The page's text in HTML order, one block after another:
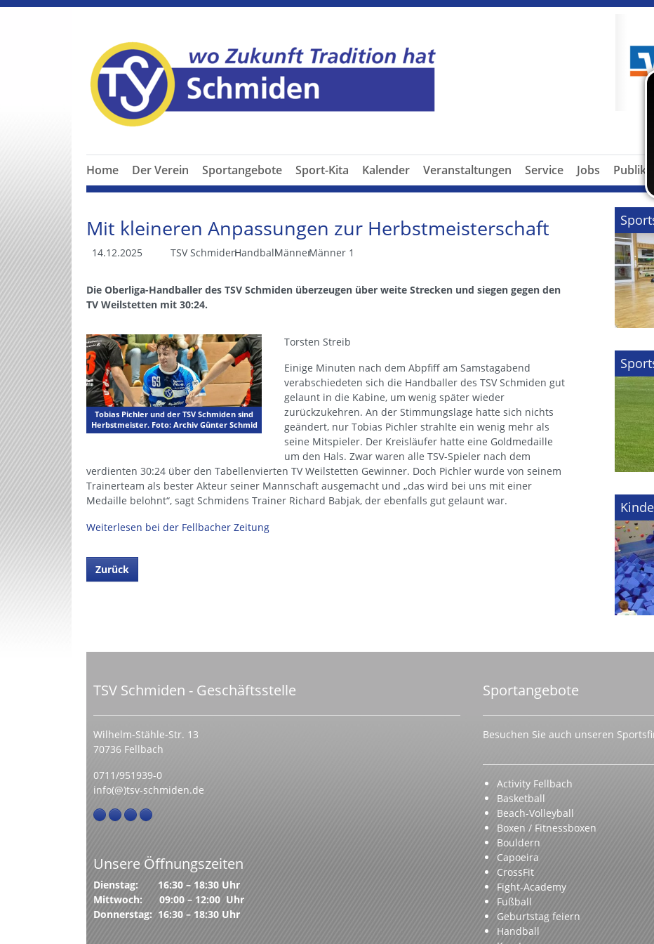
Home Der Verein Sportangebote Sport-Kita Kalender Veranstaltungen Service Jobs
Mit kleineren Anpassungen zur Herbstmeisterschaft
14.12.2025 TSV SchmidenHandballMännerMänner 1
Die Oberliga-Handballer des TSV Schmiden überzeugen über weite Strecken und siegen gegen den
TV Weilstetten mit 30:24.
Tobias Pichler und der TSV Schmiden sind
Herbstmeister. Foto: Archiv Günter Schmid
Torsten Streib
Einige Minuten nach dem Abpfiff am Samstagabend
verabschiedeten sich die Handballer des TSV Schmiden gut
gelaunt in die Kabine, um wenig später wieder
zurückzukehren. An der Stimmungslage hatte sich nichts
geändert, nur Tobias Pichler strahlte ein wenig mehr als
seine Mitspieler. Der Kreisläufer hatte eine Goldmedaille
um den Hals. Zwar waren alle TSV-Spieler nach dem
verdienten 30:24 über den Tabellenvierten TV Weilstetten Gewinner. Doch Pichler wurde von seinem
Trainerteam als bester Akteur seiner Mannschaft ausgemacht und „das wird bei uns mit einer
Medaille belohnt“, sagt Schmidens Trainer Richard Babjak, der ebenfalls gut gelaunt war.
Weiterlesen bei der Fellbacher Zeitung
Zurück
TSV Schmiden - Geschäftsstelle
Wilhelm-Stähle-Str. 13
70736 Fellbach
0711/951939-0
info(@)tsv-schmiden.de
Unsere Öffnungszeiten
Dienstag: 16:30 – 18:30 Uhr
Mittwoch: 09:00 – 12:00 Uhr
Donnerstag: 16:30 – 18:30 Uhr
Sportangebote
Besuchen Sie auch unseren
Activity Fellbach
Basketball
Beach-Volleyball
Boxen / Fitnessboxen
Bouldern
Capoeira
CrossFit
Fight-Academy
Fußball
Geburtstag feiern
Handball